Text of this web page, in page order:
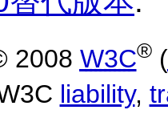
2008 W3C®(
liability,